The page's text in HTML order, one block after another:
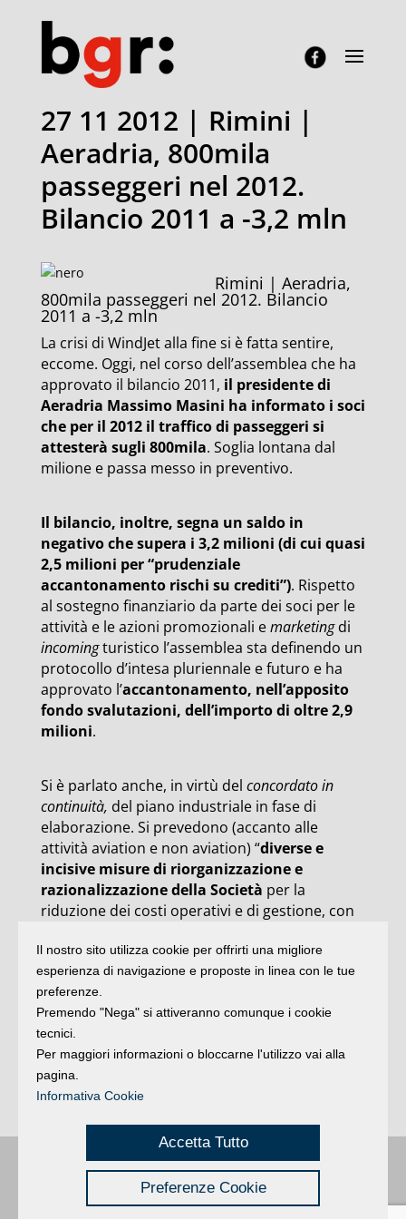
27 11 2012 | Rimini |
Aeradria, 800mila
passeggeri nel 2012.
Bilancio 2011 a -3,2 mln
Rimini | Aeradria,
800mila passeggeri nel 2012. Bilancio
2011 a -3,2 mln
La crisi di WindJet alla fine si è fatta sentire,
eccome. Oggi, nel corso dell’assemblea che ha
approvato il bilancio 2011, il presidente di
Aeradria Massimo Masini ha informato i soci
che per il 2012 il traffico di passeggeri si
attesterà sugli 800mila. Soglia lontana dal
milione e passa messo in preventivo.
Il bilancio, inoltre, segna un saldo in
negativo che supera i 3,2 milioni (di cui quasi
2,5 milioni per “prudenziale
accantonamento rischi su crediti”). Rispetto
al sostegno finanziario da parte dei soci per le
attività e le azioni promozionali emarketingdi
incomingturistico l’assemblea sta definendo un
protocollo d’intesa pluriennale e futuro e ha
approvato l’accantonamento, nell’apposito
fondo svalutazioni, dell’importo di oltre 2,9
milioni.
Si è parlato anche, in virtù del concordato in
continuità, del piano industriale in fase di
elaborazione. Si prevedono (accanto alle
attività aviation e non aviation) “diverse e
incisive misure di riorganizzazione e
razionalizzazione della Società per la
riduzione dei costi operativi e di gestione, con
voci di spesa: distribuzione del traffico più
omogenea tra i diversi giorni della settimana;
riduzione dei costi del personale dipendente;
riduzione delle collaborazioni esterne;
rinegoziazione di diversi accordi per servizi
tecnici esterni; riduzione delle spese promo-
pubblicitarie e marketing; riduzione di diverse
e ulteriori voci di spese generali”.
Buongiorno:Riminié una testata registrata presso il Tribunale di Rimini
registrazione n. 2 /28/02/2012| © 2024 buongiornoRimini
Privacy | Credits
Il nostro sito utilizza cookie per offrirti una migliore
esperienza di navigazione e proposte in linea con le tue
preferenze.
Premendo "Nega" si attiveranno comunque i cookie
tecnici.
Per maggiori informazioni o bloccarne l'utilizzo vai alla
pagina.
Informativa Cookie
Accetta Tutto
Preferenze Cookie